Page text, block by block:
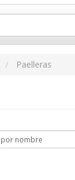
Paelleras